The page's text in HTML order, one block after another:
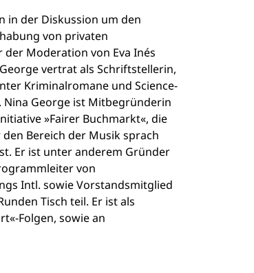
in der Diskussion um den
von privaten
Moderation von Eva Inés
vertrat als Schriftstellerin,
Kriminalromane und Science-
Nina George ist Mitbegründerin
»Fairer Buchmarkt«, die
Bereich der Musik sprach
Er ist unter anderem Gründer
von
Intl. sowie Vorstandsmitglied
Tisch teil. Er ist als
Folgen, sowie an